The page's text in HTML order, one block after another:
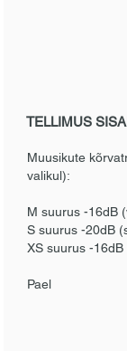
TELLIMUS
Muusikute
valikul):
M suurus -16dB
S suurus -20dB
XS suurus -16dB
Pael